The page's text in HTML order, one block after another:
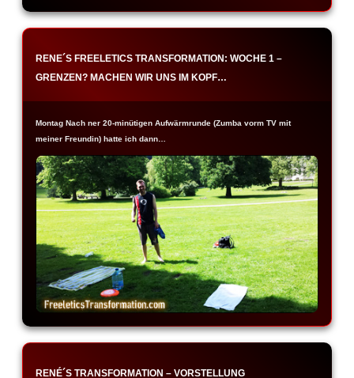
RENE´S FREELETICS TRANSFORMATION: WOCHE 1 –
GRENZEN? MACHEN WIR UNS IM KOPF…
Montag Nach ner 20-minütigen Aufwärmrunde (Zumba vorm TV mit
meiner Freundin) hatte ich dann…
RENÉ´S TRANSFORMATION – VORSTELLUNG